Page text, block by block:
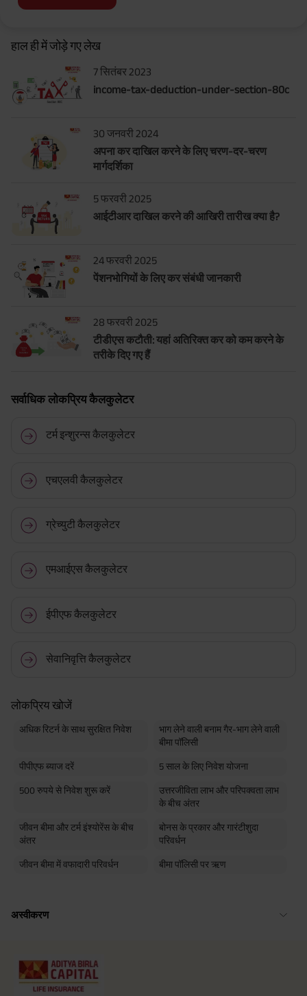
हाल ही में जोड़े गए लेख
7 सितंबर 2023
income-tax-deduction-under-section-80c
30 जनवरी 2024
अपना कर दाखिल करने के लिए चरण-दर-चरण
मार्गदर्शिका
5 फरवरी 2025
आईटीआर दाखिल करने की आखिरी तारीख क्या है?
24 फरवरी 2025
पेंशनभोगियों के लिए कर संबंधी जानकारी
28 फरवरी 2025
टीडीएस कटौती: यहां अतिरिक्त कर को कम करने के
तरीके दिए गए हैं
सर्वाधिक लोकप्रिय कैलकुलेटर
टर्म इन्शुरन्स कैलकुलेटर
एचएलवी कैलकुलेटर
ग्रेच्युटी कैलकुलेटर
एमआईएस कैलकुलेटर
ईपीएफ कैलकुलेटर
सेवानिवृत्ति कैलकुलेटर
लोकप्रिय खोजें
अधिक रिटर्न के साथ सुरक्षित निवेश
भाग लेने वाली बनाम गैर-भाग लेने वाली
बीमा पॉलिसी
पीपीएफ ब्याज दरें 5 साल के लिए निवेश योजना
500 रुपये से निवेश शुरू करें
उत्तरजीविता लाभ और परिपक्वता लाभ
के बीच अंतर
जीवन बीमा और टर्म इंश्योरेंस के बीच
अंतर
बोनस के प्रकार और गारंटीशुदा
परिवर्धन
जीवन बीमा में वफादारी परिवर्धन बीमा पॉलिसी पर ऋण
अस्वीकरण